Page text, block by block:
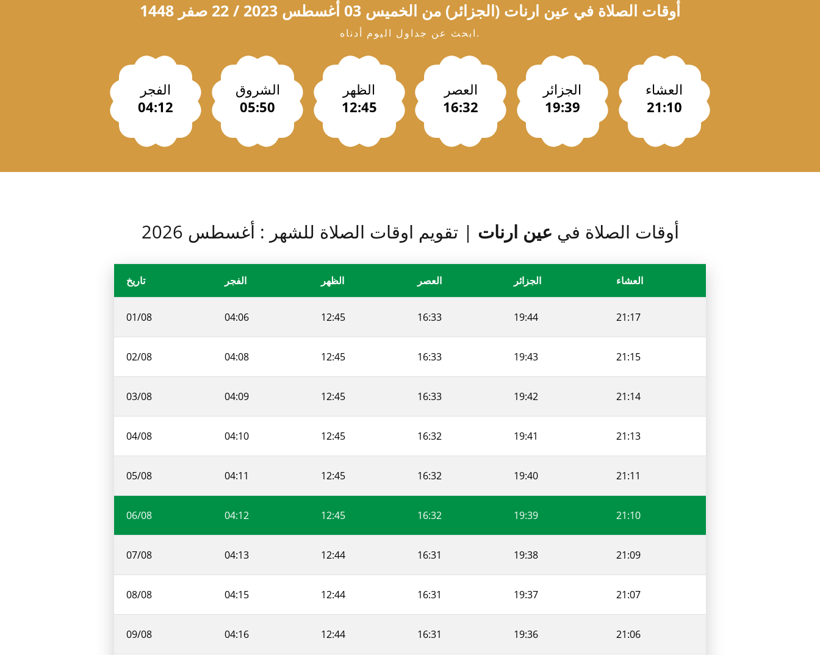
أوقات الصلاة في عين ارنات (الجزائر) من الخميس 03 أغسطس 2023 / 22 صفر 1448
ابحث عن جداول اليوم أدناه.
الفجر
04:12
الشروق
05:50
الظهر
12:45
العصر
16:32
الجزائر
19:39
العشاء
21:10
أوقات الصلاة في عين ارنات | تقويم اوقات الصلاة للشهر : أغسطس 2026
تاريخ الفجر الظهر العصر الجزائر العشاء
01/08 04:06 12:45 16:33 19:44 21:17
02/08 04:08 12:45 16:33 19:43 21:15
03/08 04:09 12:45 16:33 19:42 21:14
04/08 04:10 12:45 16:32 19:41 21:13
05/08 04:11 12:45 16:32 19:40 21:11
06/08 04:12 12:45 16:32 19:39 21:10
07/08 04:13 12:44 16:31 19:38 21:09
08/08 04:15 12:44 16:31 19:37 21:07
09/08 04:16 12:44 16:31 19:36 21:06